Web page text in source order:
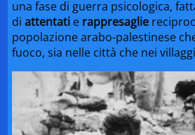
una fase di guerra psicologica,
diattentati e rappresaglie
popolazione arabo-palestinese
fuoco, sia nelle città che nei